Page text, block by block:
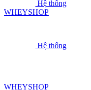
Hệ thống
WHEYSHOP
Hệ thống
WHEYSHOP